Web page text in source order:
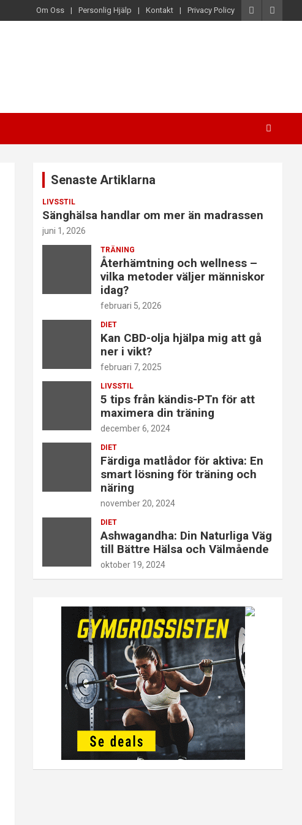
Om Oss Personlig Hjälp Kontakt Privacy Policy
Senaste Artiklarna
LIVSSTIL
Sänghälsa handlar om mer än madrassen
juni 1, 2026
TRÄNING
Återhämtning och wellness –
vilka metoder väljer människor
idag?
februari 5, 2026
DIET
Kan CBD-olja hjälpa mig att gå
ner i vikt?
februari 7, 2025
LIVSSTIL
5 tips från kändis-PTn för att
maximera din träning
december 6, 2024
DIET
Färdiga matlådor för aktiva: En
smart lösning för träning och
näring
november 20, 2024
DIET
Ashwagandha: Din Naturliga Väg
till Bättre Hälsa och Välmående
oktober 19, 2024